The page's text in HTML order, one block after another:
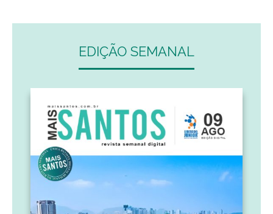
EDIÇÃO SEMANAL